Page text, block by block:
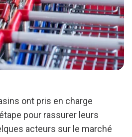
ont pris en charge
pour rassurer leurs
acteurs sur le marché